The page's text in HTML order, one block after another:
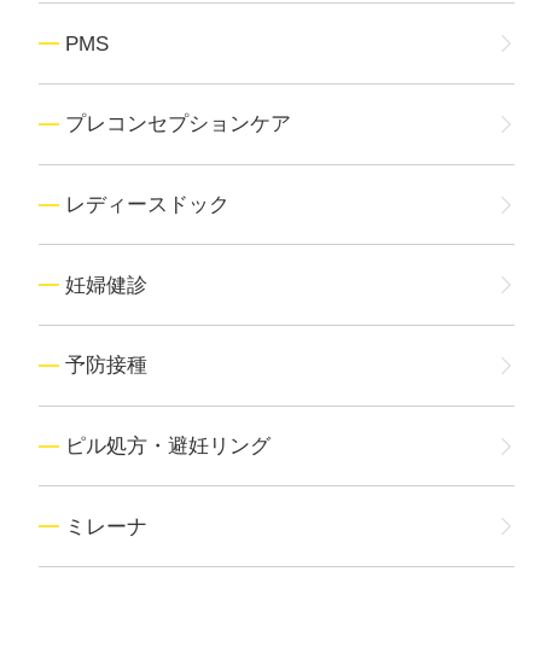
PMS
プレコンセプションケア
レディースドック
妊婦健診
予防接種
ピル処方・避妊リング
ミレーナ